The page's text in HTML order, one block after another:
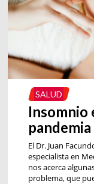
SALUD
Insomnio
El Dr. Juan
especialista en
nos acerca
problema, que